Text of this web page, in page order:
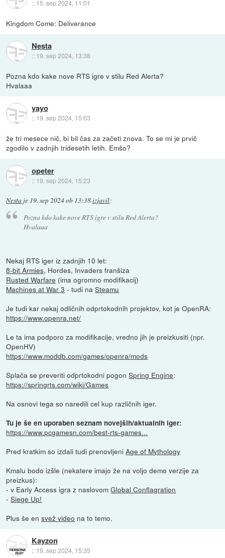
:: 15. sep 2024, 11:01
Kingdom Come: Deliverance
Nesta
:: 19. sep 2024, 13:38
Pozna kdo kake nove RTS igre v stilu Red Alerta?
Hvalaaa
yayo
:: 19. sep 2024, 15:03
že tri mesece nič, bi bil čas za začeti znova. To se mi je prvič
zgodilo v zadnjih tridesetih letih. Emšo?
opeter
:: 19. sep 2024, 15:23
Nesta je 19. sep 2024 ob 13:38izjavil:
Pozna kdo kake nove RTS igre v stilu Red Alerta?
Hvalaaa
Nekaj RTS iger iz zadnjih 10 let:
8-bit Armies, Hordes, Invaders franšiza
Rusted Warfare (ima ogromno modifikacij)
Machines at War 3 - tudi naSteamu
Je tudi kar nekaj odličnih odprtokodnih projektov, kot je OpenRA:
https://www.openra.net/
Le ta ima podporo za modifikacije, vredno jih je preizkusiti (npr.
OpenHV)
https://www.moddb.com/games/openra/mods
Splača se preveriti odprtokodni pogonSpring Engine:
https://springrts.com/wiki/Games
Na osnovi tega so naredili cel kup različnih iger.
Tu je še en uporaben seznam novejših/aktualnih iger:
https://www.pcgamesn.com/best-rts-games...
Pred kratkim so izdali tudi prenovljeniAge of Mythology
Kmalu bodo izšle (nekatere imajo že na voljo demo verzije za
preizkus):
- v Early Access igra z naslovomGlobal Conflagration
-Siege Up!
Plus še ensvež video na to temo.
Kayzon
:: 19. sep 2024, 15:35